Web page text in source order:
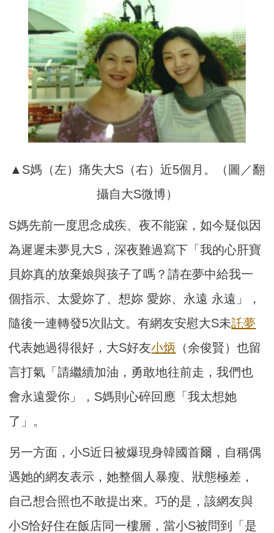
▲S媽（左）痛失大S（右）近5個月。（圖／翻
攝自大S微博）
S媽先前一度思念成疾、夜不能寐，如今疑似因
為遲遲未夢見大S，深夜難過寫下「我的心肝寶
貝妳真的放棄娘與孩子了嗎？請在夢中給我一
個指示、太愛妳了、想妳 愛妳、永遠 永遠」，
隨後一連轉發5次貼文。有網友安慰大S未託夢
代表她過得很好，大S好友小炳 （余俊賢）也留
言打氣「請繼續加油，勇敢地往前走，我們也
會永遠愛你」，S媽則心碎回應「我太想她
了」。
另一方面，小S近日被爆現身韓國首爾，自稱偶
遇她的網友表示，她整個人暴瘦、狀態極差，
自己想合照也不敢提出來。巧的是，該網友與
小S恰好住在飯店同一樓層，當小S被問到「是